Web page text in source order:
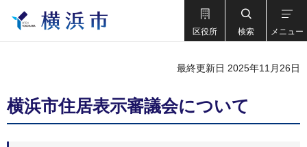
区役所 検索 メニュー
最終更新日 2025年11月26日
横浜市住居表示審議会について